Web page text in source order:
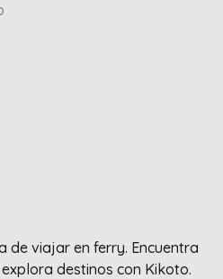
de viajar en ferry. Encuentra
destinos con Kikoto.